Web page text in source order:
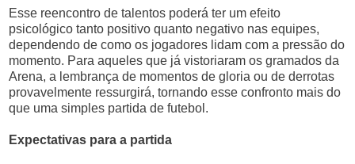
Esse reencontro de talentos poderá ter um efeito
psicológico tanto positivo quanto negativo nas equipes,
dependendo de como os jogadores lidam com a pressão do
momento. Para aqueles que já vistoriaram os gramados da
Arena, a lembrança de momentos de gloria ou de derrotas
provavelmente ressurgirá, tornando esse confronto mais do
que uma simples partida de futebol.
Expectativas para a partida